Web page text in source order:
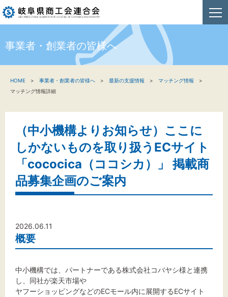
新着情報
関係機関の方へ
商工会連合会について
お問い合わせ
標準 拡大
事業者・創業者の皆様へ
HOME 事業者・創業者の皆様へ 最新の支援情報
マッチング情報
マッチング情報詳細
（中小機構よりお知らせ）ここに
しかないものを取り扱うECサイト
「cococica（ココシカ）」 掲載商
品募集企画のご案内
2026.06.11
概要
中小機構では、パートナーである株式会社コバヤシ様と連携
し、同社が楽天市場や
ヤフーショッピングなどのECモール内に展開するECサイト